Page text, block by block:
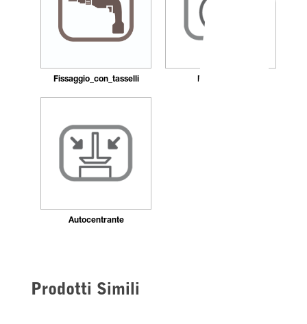
Fissaggio_con_tasselli Ricaricabile
Autocentrante
Prodotti Simili